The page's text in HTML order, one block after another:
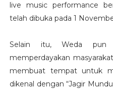
live music performance
telah dibuka pada 1
Selain itu, Weda pun
memperdayakan
membuat tempat untuk
dikenal dengan “Jagir